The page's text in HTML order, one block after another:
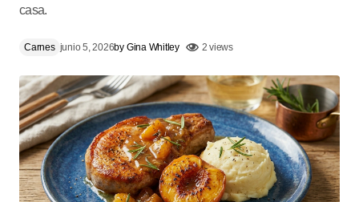
casa.
Carnes junio 5, 2026by Gina Whitley 2 views